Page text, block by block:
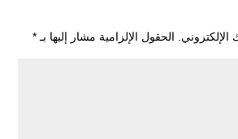
الحقول الإلزامية مشار إليها بـ *